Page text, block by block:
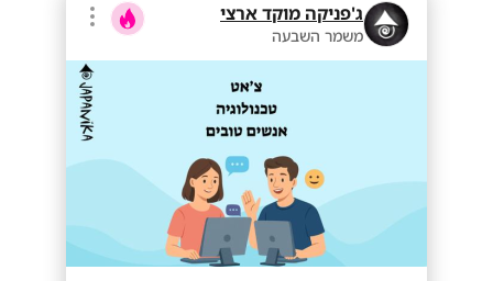
ג'פניקה מוקד ארצי
משמר השבעה